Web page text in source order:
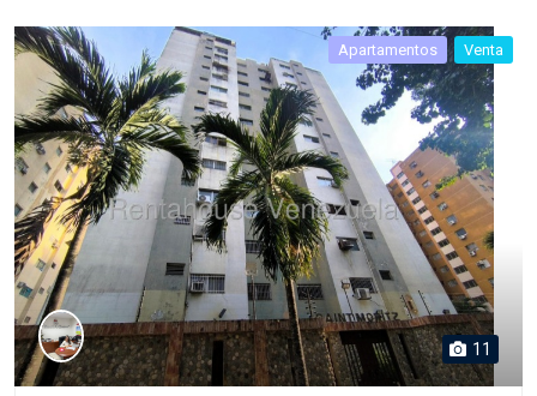
Apartamentos Venta
11